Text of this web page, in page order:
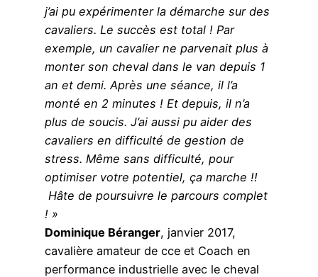
j’ai pu expérimenter la démarche sur des
cavaliers. Le succès est total ! Par
exemple, un cavalier ne parvenait plus à
monter son cheval dans le van depuis 1
an et demi. Après une séance, il l’a
monté en 2 minutes ! Et depuis, il n’a
plus de soucis. J’ai aussi pu aider des
cavaliers en difficulté de gestion de
stress. Même sans difficulté, pour
optimiser votre potentiel, ça marche !!
Hâte de poursuivre le parcours complet
! »
Dominique Béranger, janvier 2017,
cavalière amateur de cce et Coach en
performance industrielle avec le cheval